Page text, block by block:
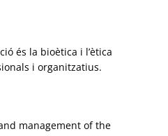
és la bioètica i l’ètica
i organitzatius.
management of the